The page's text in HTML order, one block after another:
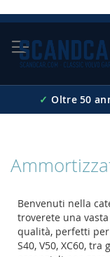
Skip
Content
✓ Oltre 50
Benvenuti nella
troverete una
qualità, perfetti per
S40, V50, XC60,